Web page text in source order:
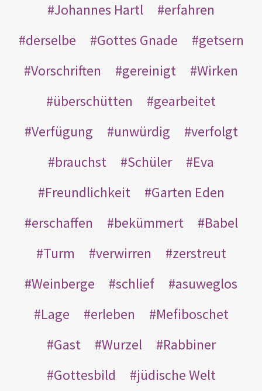
Johannes Hartl
erfahren
derselbe
Gottes Gnade
getsern
Vorschriften
gereinigt
Wirken
überschütten
gearbeitet
Verfügung
unwürdig
verfolgt
brauchst
Schüler
Eva
Freundlichkeit
Garten Eden
erschaffen
bekümmert
Babel
Turm
verwirren
zerstreut
Weinberge
schlief
asuweglos
Lage
erleben
Mefiboschet
Gast
Wurzel
Rabbiner
Gottesbild
jüdische Welt